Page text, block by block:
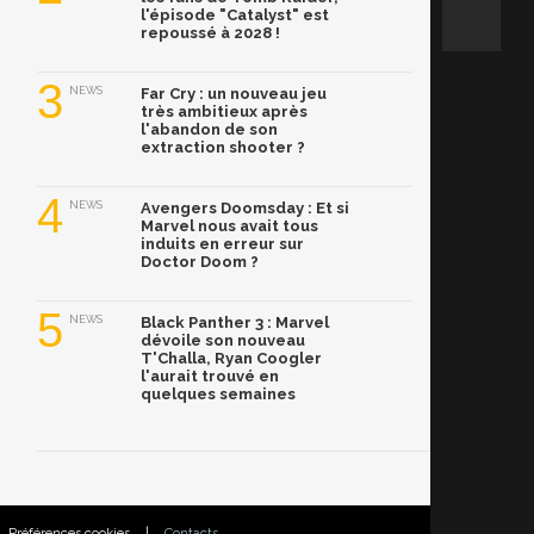
l'épisode "Catalyst" est
repoussé à 2028 !
3 NEWS
Far Cry : un nouveau jeu
très ambitieux après
l'abandon de son
extraction shooter ?
4 NEWS
Avengers Doomsday : Et si
Marvel nous avait tous
induits en erreur sur
Doctor Doom ?
5 NEWS
Black Panther 3 : Marvel
dévoile son nouveau
T'Challa, Ryan Coogler
l'aurait trouvé en
quelques semaines